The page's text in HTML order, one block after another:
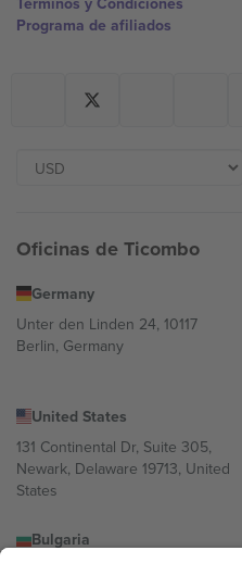
Programa de afiliados
Oficinas de Ticombo
Germany
Unter den Linden 24, 10117
Berlin, Germany
United States
131 Continental Dr, Suite 305,
Newark, Delaware 19713, United
States
Bulgaria